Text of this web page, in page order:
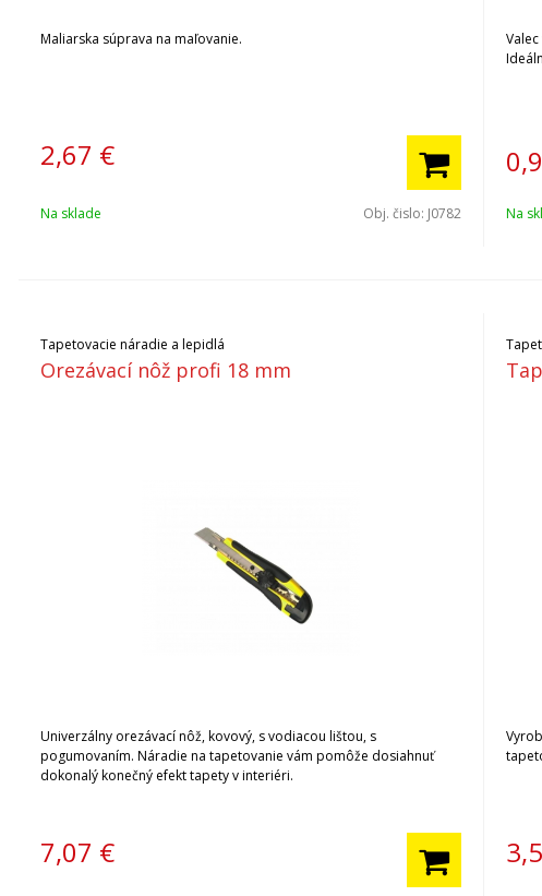
Maliarska súprava na maľovanie.
2,67 €
Na sklade Obj. čislo: J0782 Na
Tapetovacie náradie a lepidlá
Orezávací nôž profi 18 mm
Univerzálny orezávací nôž, kovový, s vodiacou lištou, s
pogumovaním. Náradie na tapetovanie vám pomôže dosiahnuť
dokonalý konečný efekt tapety v interiéri.
7,07 €